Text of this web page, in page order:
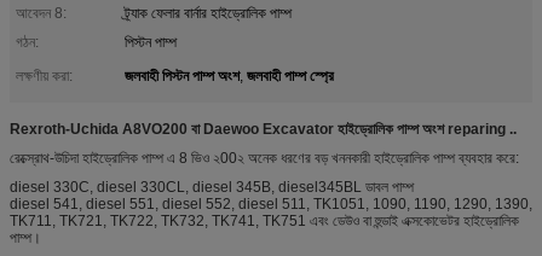
আবেদন 8:
ট্র্যাক ফেলার বার্নার হাইড্রোলিক পাম্প
গঠন:
পিস্টন পাম্প
লক্ষণীয় করা:
জলবাহী পিস্টন পাম্প অংশ, জলবাহী পাম্প স্প্রে
Rexroth-Uchida A8VO200 বা Daewoo Excavator হাইড্রোলিক পাম্প অংশ reparing ..
রেক্স্রোথ-উচিদা হাইড্রোলিক পাম্প এ 8 ভিও ২00২ অনেক ধরণের বড় খননকারী হাইড্রোলিক পাম্প ব্যবহার করে:
diesel 330C, diesel 330CL, diesel 345B, diesel345BL ডাবল পাম্প
diesel 541, diesel 551, diesel 552, diesel 511, TK1051, 1090, 1190, 1290, 1390,
TK711, TK721, TK722, TK732, TK741, TK751 এবং ডেউও বা হুন্ডাই এক্সকোভেটর হাইড্রোলিক
পাম্প।